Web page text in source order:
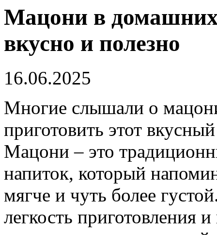
Мацони в домашних
вкусно и полезно
16.06.2025
Многие слышали о
приготовить этот
Мацони – это
напиток, который
мягче и чуть более
легкость приготовления